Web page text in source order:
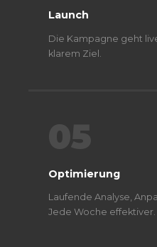
Launch
Die Kampagne geht
klarem Ziel.
05
Optimierung
Laufende Analyse,
Jede Woche effektiver.